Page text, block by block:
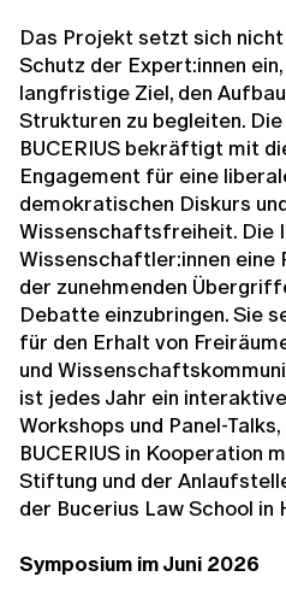
Das Projekt setzt sich
Schutz der Expert:innen
langfristige Ziel, den
Strukturen zu begleiten. Die
BUCERIUS bekräftigt mit
Engagement für eine
demokratischen Diskurs
Wissenschaftsfreiheit. Die
Wissenschaftler:innen
der zunehmenden
Debatte einzubringen. Sie
für den Erhalt von
und
ist jedes Jahr ein
Workshops und Panel-
BUCERIUS in Kooperation
Stiftung und der
der Bucerius Law School
Symposium im Juni 2026